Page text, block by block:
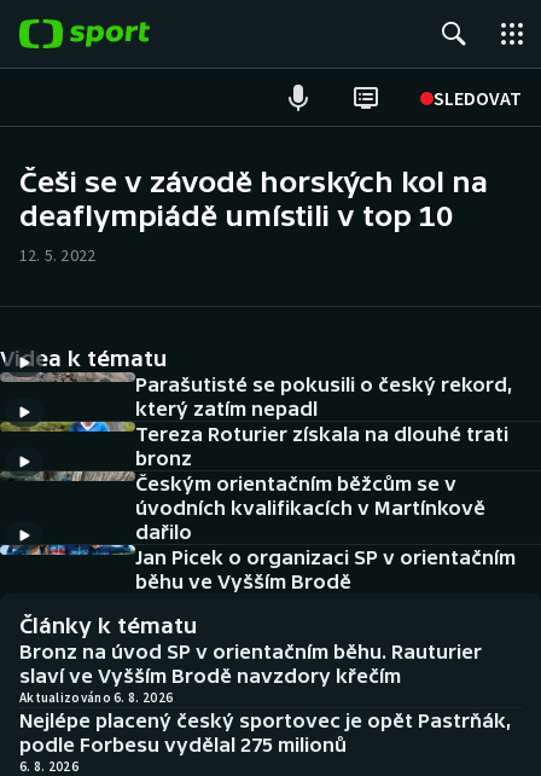
SLEDOVAT
Hokej
Cyklistika
DALŠÍ SPORTY
Americký fotbal
Baseball a softbal
Basketbal
Biatlon
Boby a skeleton
NEPŘEHLÉDNĚTE
Soutěže
Historické návraty
Aplikace ČT sport
AZ kvíz
Češi se v závodě horských kol na
deaflympiádě umístili v top 10
12. 5. 2022
Videa k tématu
Parašutisté se pokusili o český rekord,
který zatím nepadl
Tereza Roturier získala na dlouhé trati
bronz
Českým orientačním běžcům se v
úvodních kvalifikacích v Martínkově
dařilo
Jan Picek o organizaci SP v orientačním
běhu ve Vyšším Brodě
Články k tématu
Bronz na úvod SP v orientačním běhu. Rauturier
slaví ve Vyšším Brodě navzdory křečím
Aktualizováno 6. 8. 2026
Nejlépe placený český sportovec je opět Pastrňák,
podle Forbesu vydělal 275 milionů
6. 8. 2026